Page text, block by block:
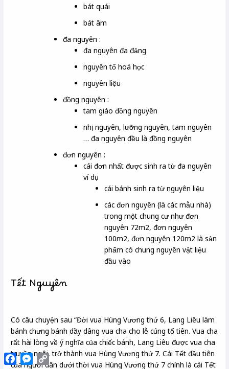
bát quái
bát âm
đa nguyên :
đa nguyên đa đảng
nguyên tố hoá học
nguyên liệu
đồng nguyên :
tam giáo đồng nguyên
nhị nguyên, lưỡng nguyên, tam nguyên
… đa nguyên đều là đồng nguyên
đơn nguyên :
cái đơn nhất được sinh ra từ đa nguyên
ví dụ
cái bánh sinh ra từ nguyên liệu
các đơn nguyên (là các mẫu nhà)
trong một chung cư như đơn
nguyên 72m2, đơn nguyên
100m2, đơn nguyên 120m2 là sản
phẩm có chung nguyên vật liệu
đầu vào
Tết Nguyên
Có câu chuyện sau “Đời vua Hùng Vương thứ 6, Lang Liêu làm
bánh chưng bánh dầy dâng vua cha cho lễ cúng tổ tiên. Vua cha
rất hài lòng về ý nghĩa của chiếc bánh, Lang Liêu được vua cha
truyền ngôi, trở thành vua Hùng Vương thứ 7. Cái Tết đầu tiên
của người dân dưới thời vua Hùng Vương thứ 7 chính là cái Tết
FacebookMessenger
Copy
Link